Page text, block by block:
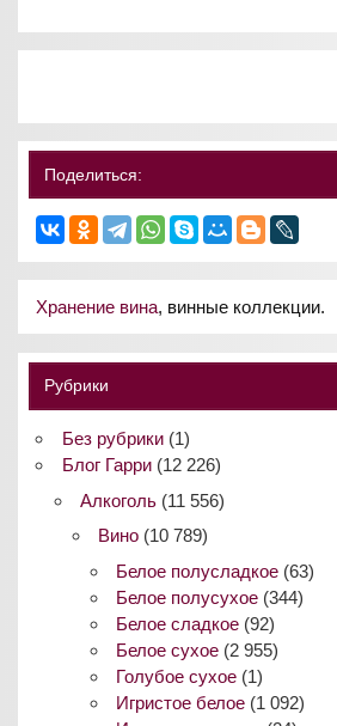
Поделиться:
Хранение вина, винные коллекции.
Рубрики
Без рубрики(1)
Блог Гарри(12 226)
Алкоголь(11 556)
Вино(10 789)
Белое полусладкое (63)
Белое полусухое (344)
Белое сладкое (92)
Белое сухое (2 955)
Голубое сухое (1)
Игристое белое (1 092)